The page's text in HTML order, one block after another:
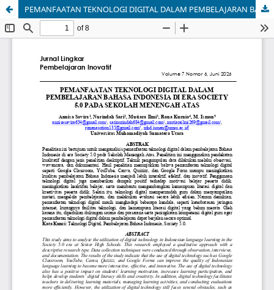
PEMANFAATAN TEKNOLOGI DIGITAL DALAM PEMBELAJARAN BAHASA INDONESIA DI ERA SOCIETY 5.0 PADA SEKOLAH MENENGAH ATAS